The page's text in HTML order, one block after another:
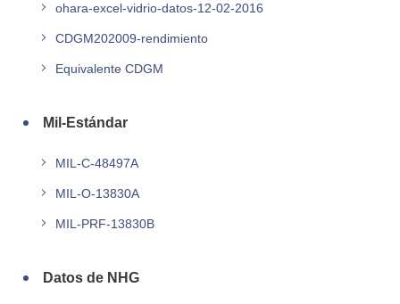
ohara-excel-vidrio-datos-12-02-2016
CDGM202009-rendimiento
Equivalente CDGM
Mil-Estándar
MIL-C-48497A
MIL-O-13830A
MIL-PRF-13830B
Datos de NHG